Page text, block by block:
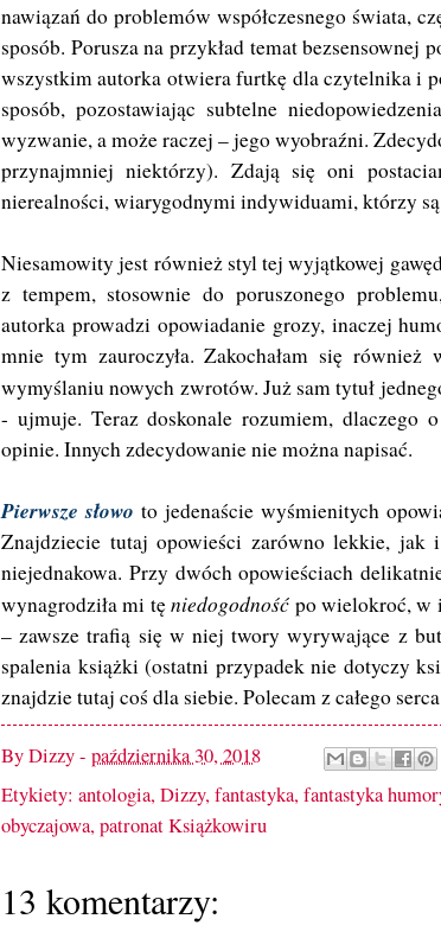
nawiązań do problemów współczesnego świata,
sposób. Porusza na przykład temat
wszystkim autorka otwiera furtkę dla czytelnika i
sposób, pozostawiając subtelne
wyzwanie, a może raczej – jego wyobraźni.
przynajmniej niektórzy). Zdają się oni
nierealności, wiarygodnymi indywiduami, którzy
Niesamowity jest również styl tej wyjątkowej
z tempem, stosownie do poruszonego
autorka prowadzi opowiadanie grozy, inaczej
mnie tym zauroczyła. Zakochałam się również
wymyślaniu nowych zwrotów. Już sam tytuł
- ujmuje. Teraz doskonale rozumiem, dlaczego
opinie. Innych zdecydowanie nie można napisać.
Pierwsze słowo to jedenaście wyśmienitych
Znajdziecie tutaj opowieści zarówno lekkie, jak
niejednakowa. Przy dwóch opowieściach
wynagrodziła mi tęniedogodność po wielokroć, w
– zawsze trafią się w niej twory wyrywające z
spalenia książki (ostatni przypadek nie dotyczy
znajdzie tutaj coś dla siebie. Polecam z całego
ByDizzy- października 30, 2018
Etykiety: antologia,Dizzy,fantastyka,fantastyka
obyczajowa,patronat Książkowiru
13 komentarzy: